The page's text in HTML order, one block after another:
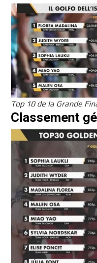
Top 10 de la Grande
Classement